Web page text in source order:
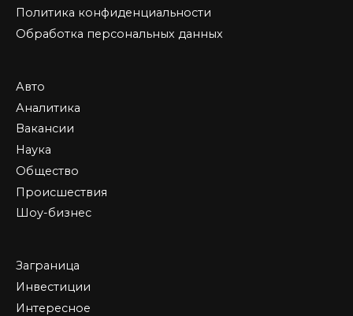
Политика конфиденциальности
Обработка персональных данных
Авто
Аналитика
Вакансии
Наука
Общество
Происшествия
Шоу-бизнес
Заграница
Инвестиции
Интересное